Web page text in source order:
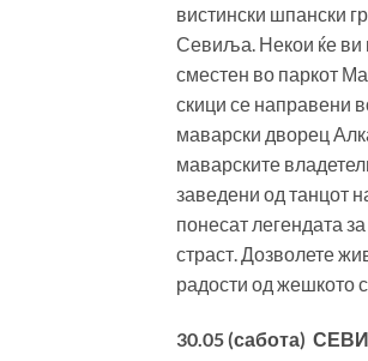
вистински шпански
Севиља. Некои ќе ви
сместен во паркот
скици се направени
маварски дворец
маварските
заведени од танцот
понесат легендата
страст. Дозволете
радости од жешкото
30.05 (сабота)